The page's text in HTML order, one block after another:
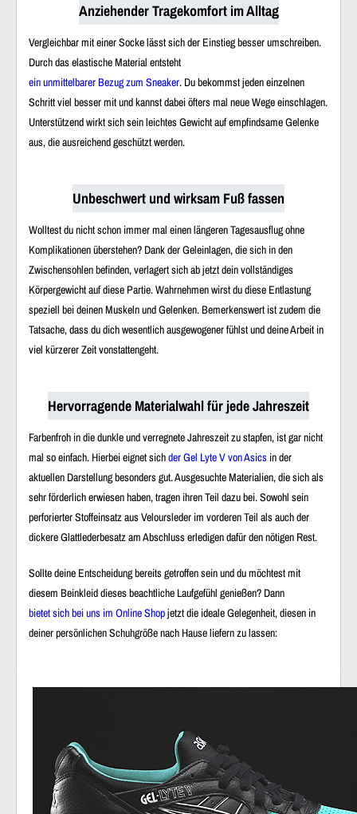
Anziehender Tragekomfort im Alltag
Vergleichbar mit einer Socke lässt sich der Einstieg besser umschreiben.
Durch das elastische Material entsteht
ein unmittelbarer Bezug zum Sneaker. Du bekommst jeden einzelnen
Schritt viel besser mit und kannst dabei öfters mal neue Wege einschlagen.
Unterstützend wirkt sich sein leichtes Gewicht auf empfindsame Gelenke
aus, die ausreichend geschützt werden.
Unbeschwert und wirksam Fuß fassen
Wolltest du nicht schon immer mal einen längeren Tagesausflug ohne
Komplikationen überstehen? Dank der Geleinlagen, die sich in den
Zwischensohlen befinden, verlagert sich ab jetzt dein vollständiges
Körpergewicht auf diese Partie. Wahrnehmen wirst du diese Entlastung
speziell bei deinen Muskeln und Gelenken. Bemerkenswert ist zudem die
Tatsache, dass du dich wesentlich ausgewogener fühlst und deine Arbeit in
viel kürzerer Zeit vonstattengeht.
Hervorragende Materialwahl für jede Jahreszeit
Farbenfroh in die dunkle und verregnete Jahreszeit zu stapfen, ist gar nicht
mal so einfach. Hierbei eignet sichder Gel Lyte V von Asics in der
aktuellen Darstellung besonders gut. Ausgesuchte Materialien, die sich als
sehr förderlich erwiesen haben, tragen ihren Teil dazu bei. Sowohl sein
perforierter Stoffeinsatz aus Veloursleder im vorderen Teil als auch der
dickere Glattlederbesatz am Abschluss erledigen dafür den nötigen Rest.
Sollte deine Entscheidung bereits getroffen sein und du möchtest mit
diesem Beinkleid dieses beachtliche Laufgefühl genießen? Dann
bietet sich bei uns im Online Shopjetzt die ideale Gelegenheit, diesen in
deiner persönlichen Schuhgröße nach Hause liefern zu lassen: